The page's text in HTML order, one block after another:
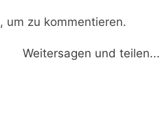
, um zu kommentieren.
Weitersagen und teilen...